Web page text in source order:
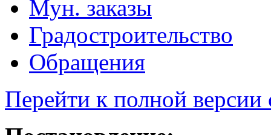
Мун. заказы
Градостроительство
Обращения
Перейти к полной версии